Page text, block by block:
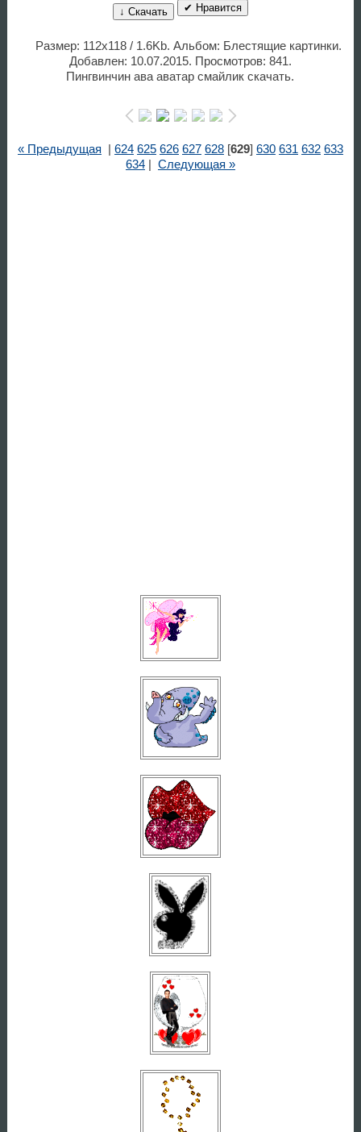
↓ Скачать ✔ Нравится
Размер: 112x118 / 1.6Kb. Альбом: Блестящие картинки.
Добавлен: 10.07.2015. Просмотров: 841.
Пингвинчин ава аватар смайлик скачать.
« Предыдущая 624 625 626 627 628[629] 630 631 632 633
634| Следующая »